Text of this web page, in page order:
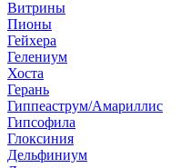
Витрины
Пионы
Гейхера
Гелениум
Хоста
Герань
Гиппеаструм/Амариллис
Гипсофила
Глоксиния
Дельфиниум